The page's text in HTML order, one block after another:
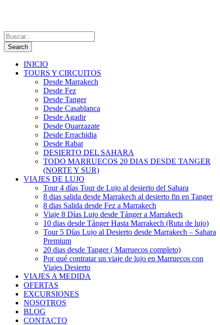
INICIO
TOURS Y CIRCUITOS
Desde Marrakech
Desde Fez
Desde Tanger
Desde Casablanca
Desde Agadir
Desde Ouarzazate
Desde Errachidia
Desde Rabat
DESIERTO DEL SAHARA
TODO MARRUECOS 20 DIAS DESDE TANGER
(NORTE Y SUR)
VIAJES DE LUJO
Tour 4 días Tour de Lujo al desierto del Sahara
8 dias salida desde Marrakech al desierto fin en Tanger
8 dias Salida desde Fez a Marrakech
Viaje 8 Días Lujo desde Tánger a Marrakech
10 dias desde Tánger Hasta Marrakech (Ruta de lujo)
Tour 5 Días Lujo al Desierto desde Marrakech – Sahara
Premium
20 dias desde Tanger ( Marruecos completo)
Por qué contratar un viaje de lujo en Marruecos con
Viajes Desierto
VIAJES A MEDIDA
OFERTAS
EXCURSIONES
NOSOTROS
BLOG
CONTACTO